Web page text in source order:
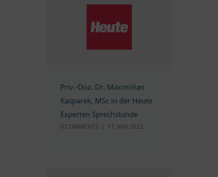
Priv.-Doz. Dr. Ma­xi­mi­lian
Kas­pa­rek, MSc in der Heute
Ex­per­ten Sprechstunde
0 COMM­ENTS / 17. MAI 2022